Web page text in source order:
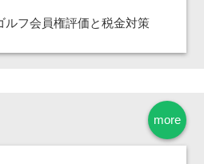
ルフ会員権評価と税金対策
more